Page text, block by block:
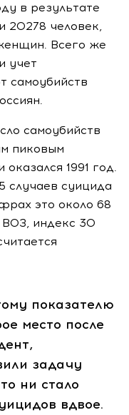
в результате
20278 человек,
Всего же
учет
самоубийств
самоубийств
пиковым
1991 год.
случаев суицида
это около 68
ВОЗ, индекс 30
показателю
место после
задачу
ни стало
вдвое.